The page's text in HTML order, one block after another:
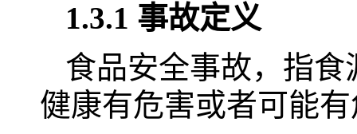
1.3.1 事故定义
食品安全事故，指
健康有危害或者可能